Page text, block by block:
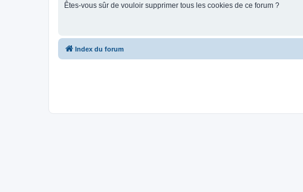
Êtes-vous sûr de vouloir supprimer tous les cookies de ce forum ?
Index du forum